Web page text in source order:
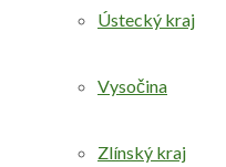
Ústecký kraj
Vysočina
Zlínský kraj